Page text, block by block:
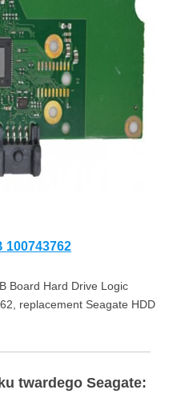
100743762
Board Hard Drive Logic
replacement Seagate HDD
twardego Seagate: